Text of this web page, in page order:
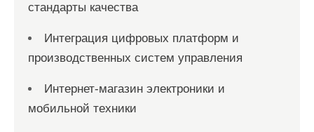
стандарты качества
Интеграция цифровых платформ и
производственных систем управления
Интернет-магазин электроники и
мобильной техники